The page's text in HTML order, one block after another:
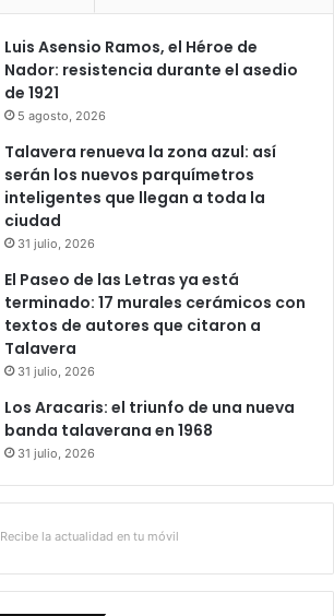
Luis Asensio Ramos, el Héroe de
Nador: resistencia durante el asedio
de 1921
5 agosto, 2026
Talavera renueva la zona azul: así
serán los nuevos parquímetros
inteligentes que llegan a toda la
ciudad
31 julio, 2026
El Paseo de las Letras ya está
terminado: 17 murales cerámicos con
textos de autores que citaron a
Talavera
31 julio, 2026
Los Aracaris: el triunfo de una nueva
banda talaverana en 1968
31 julio, 2026
Recibe la actualidad en tu móvil